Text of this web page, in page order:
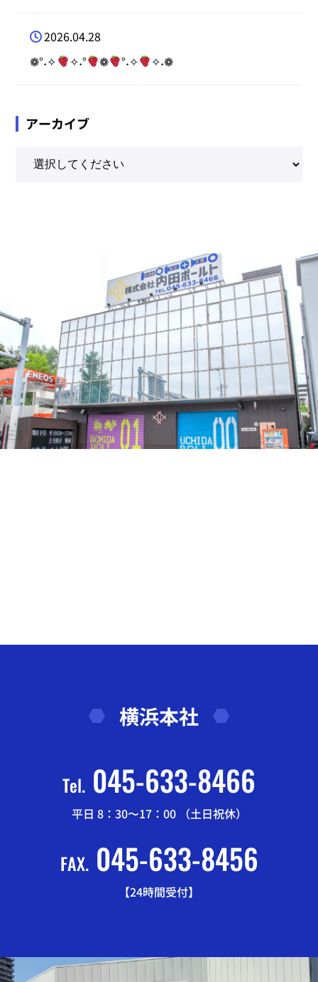
2026.04.28
❁°˖✧
✧˖° ❁ °˖✧ ✧˖❁
アーカイブ
横浜本社
Tel. 045-633-8466
平日 8：30〜17：00 （土日祝休）
FAX. 045-633-8456
【24時間受付】